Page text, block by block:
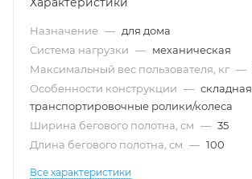
Назначение — для дома
Система нагрузки — механическая
Максимальный вес пользователя, кг —
Особенности конструкции — складная,
транспортировочные ролики/колеса
Ширина бегового полотна, см — 35
Длина бегового полотна, см — 100
Все характеристики